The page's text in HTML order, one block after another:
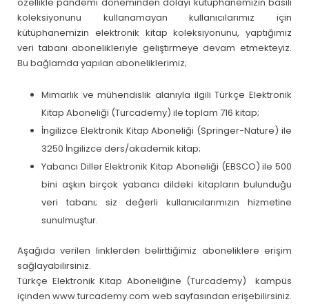
özellikle pandemi döneminden dolayı kütüphanemizin basılı
koleksiyonunu kullanamayan kullanıcılarımız için
kütüphanemizin elektronik kitap koleksiyonunu, yaptığımız
veri tabanı abonelikleriyle geliştirmeye devam etmekteyiz.
Bu bağlamda yapılan aboneliklerimiz;
Mimarlık ve mühendislik alanıyla ilgili Türkçe Elektronik
Kitap Aboneliği (Turcademy) ile toplam 716 kitap;
İngilizce Elektronik Kitap Aboneliği (Springer-Nature) ile
3250 İngilizce ders/akademik kitap;
Yabancı Diller Elektronik Kitap Aboneliği (EBSCO) ile 500
bini aşkın birçok yabancı dildeki kitapların bulunduğu
veri tabanı; siz değerli kullanıcılarımızın hizmetine
sunulmuştur.
Aşağıda verilen linklerden belirttiğimiz aboneliklere erişim
sağlayabilirsiniz.
Türkçe Elektronik Kitap Aboneliğine (Turcademy) kampüs
içinden www.turcademy.com web sayfasından erişebilirsiniz.